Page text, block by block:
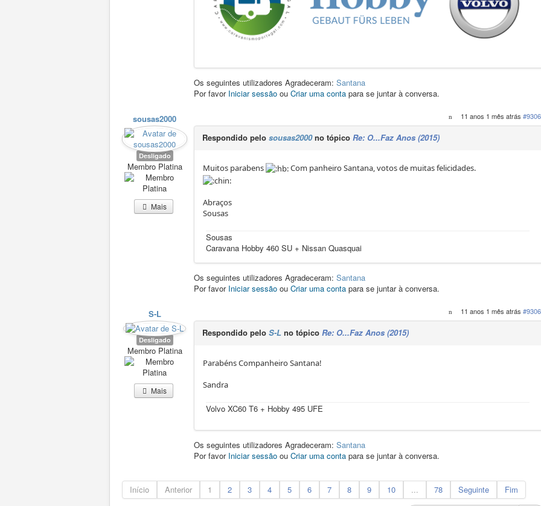
Os seguintes utilizadores Agradeceram:Santana
Por favor Iniciar sessão ouCriar uma conta para se juntar à conversa.
sousas2000
Desligado
Membro Platina
Mais
11 anos 1 mês atrás
Respondido pelosousas2000no tópicoRe: O...Faz Anos (2015)
Muitos parabens Com panheiro Santana, votos de muitas felicidades.
Abraços
Sousas
Sousas
Caravana Hobby 460 SU + Nissan Quasquai
Os seguintes utilizadores Agradeceram:Santana
Por favor Iniciar sessão ouCriar uma conta para se juntar à conversa.
S-L
Desligado
Membro Platina
Mais
11 anos 1 mês atrás
Respondido peloS-L no tópicoRe: O...Faz Anos (2015)
Parabéns Companheiro Santana!
Sandra
Volvo XC60 T6 + Hobby 495 UFE
Os seguintes utilizadores Agradeceram:Santana
Por favor Iniciar sessão ouCriar uma conta para se juntar à conversa.
Início Anterior 1 2 3 4 5 6 7 8 9 10 ... 78 Seguinte Fim